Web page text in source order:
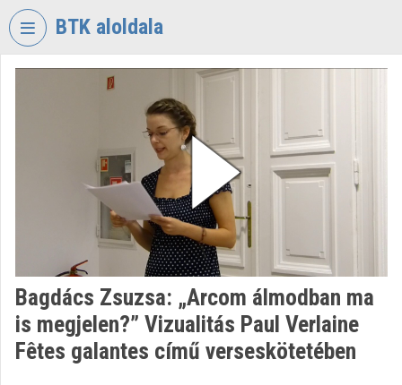
Skip header
BTK aloldala
TORIUM
Organization home
Organization discovery
Categories
Bagdács Zsuzsa: „Arcom álmodban ma
is megjelen?” Vizualitás Paul Verlaine
Fêtes galantes című verseskötetében